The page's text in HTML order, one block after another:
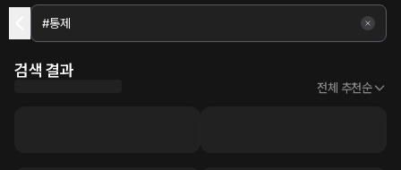
검색 결과
전체 추천순